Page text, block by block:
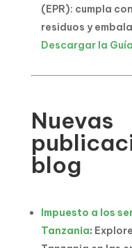
(EPR): cumpla
residuos y
Descargar la Guía
Nuevas
blog
Impuesto a los
Tanzania: